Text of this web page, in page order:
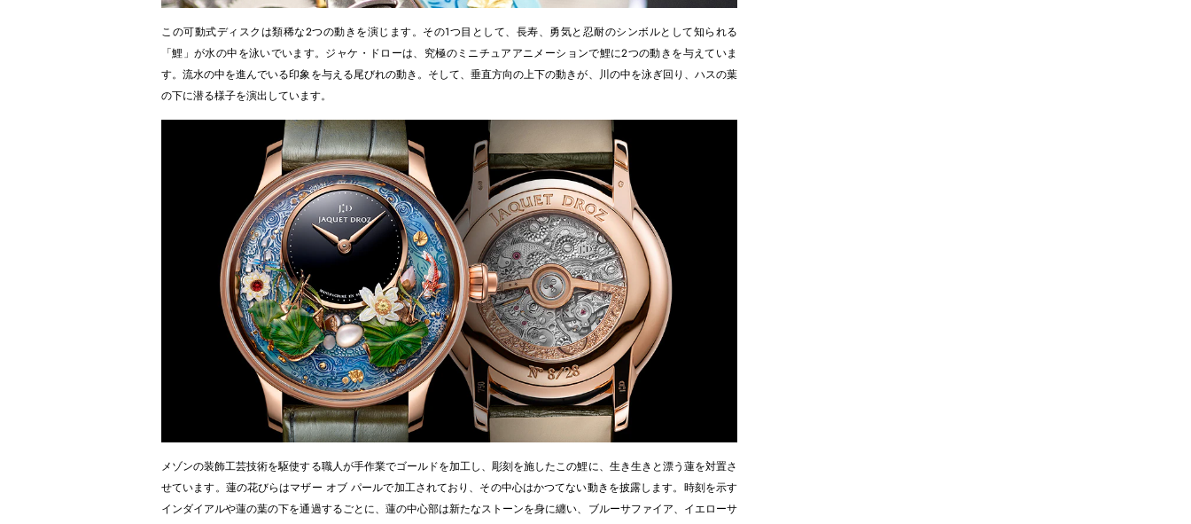
この可動式ディスクは類稀な2つの動きを演じます。その1つ目として、長寿、勇気と忍耐のシンボルとして知られる
「鯉」が水の中を泳いでいます。ジャケ・ドローは、究極のミニチュアアニメーションで鯉に2つの動きを与えていま
す。流水の中を進んでいる印象を与える尾びれの動き。そして、垂直方向の上下の動きが、川の中を泳ぎ回り、ハスの葉
の下に潜る様子を演出しています。
メゾンの装飾工芸技術を駆使する職人が手作業でゴールドを加工し、彫刻を施したこの鯉に、生き生きと漂う蓮を対置さ
せています。蓮の花びらはマザー オブ パールで加工されており、その中心はかつてない動きを披露します。時刻を示す
インダイアルや蓮の葉の下を通過するごとに、蓮の中心部は新たなストーンを身に纏い、ブルーサファイア、イエローサ